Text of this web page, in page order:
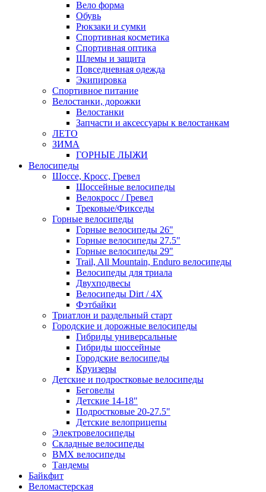
Вело форма
Обувь
Рюкзаки и сумки
Спортивная косметика
Спортивная оптика
Шлемы и защита
Повседневная одежда
Экипировка
Спортивное питание
Велостанки, дорожки
Велостанки
Запчасти и аксессуары к велостанкам
ЛЕТО
ЗИМА
ГОРНЫЕ ЛЫЖИ
Велосипеды
Шоссе, Кросс, Гревел
Шоссейные велосипеды
Велокросс / Гревел
Трековые/Фикседы
Горные велосипеды
Горные велосипеды 26"
Горные велосипеды 27.5"
Горные велосипеды 29"
Trail, All Mountain, Enduro велосипеды
Велосипеды для триала
Двухподвесы
Велосипеды Dirt / 4X
Фэтбайки
Триатлон и раздельный старт
Городские и дорожные велосипеды
Гибриды универсальные
Гибриды шоссейные
Городские велосипеды
Круизеры
Детские и подростковые велосипеды
Беговелы
Детские 14-18"
Подростковые 20-27.5"
Детские велоприцепы
Электровелосипеды
Складные велосипеды
BMX велосипеды
Тандемы
Байкфит
Веломастерская